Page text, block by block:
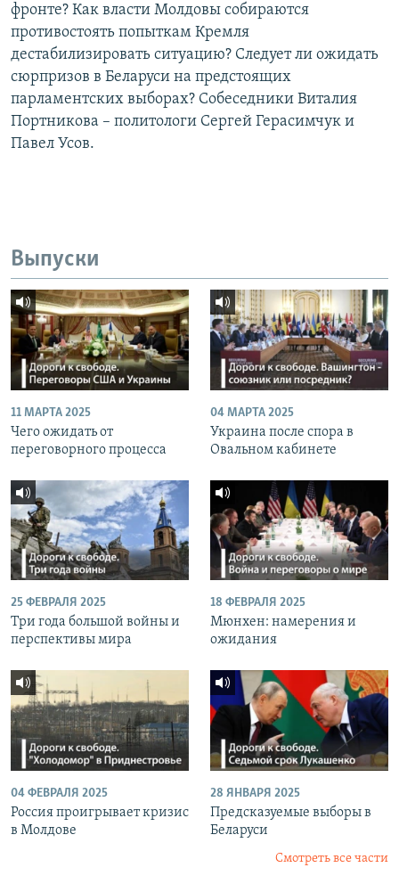
фронте? Как власти Молдовы собираются
противостоять попыткам Кремля
дестабилизировать ситуацию? Следует ли ожидать
сюрпризов в Беларуси на предстоящих
парламентских выборах? Собеседники Виталия
Портникова – политологи Сергей Герасимчук и
Павел Усов.
Выпуски
11 МАРТА 2025
Чего ожидать от
переговорного процесса
04 МАРТА 2025
Украина после спора в
Овальном кабинете
25 ФЕВРАЛЯ 2025
Три года большой войны и
перспективы мира
18 ФЕВРАЛЯ 2025
Мюнхен: намерения и
ожидания
04 ФЕВРАЛЯ 2025
Россия проигрывает кризис
в Молдове
28 ЯНВАРЯ 2025
Предсказуемые выборы в
Беларуси
Смотреть все части